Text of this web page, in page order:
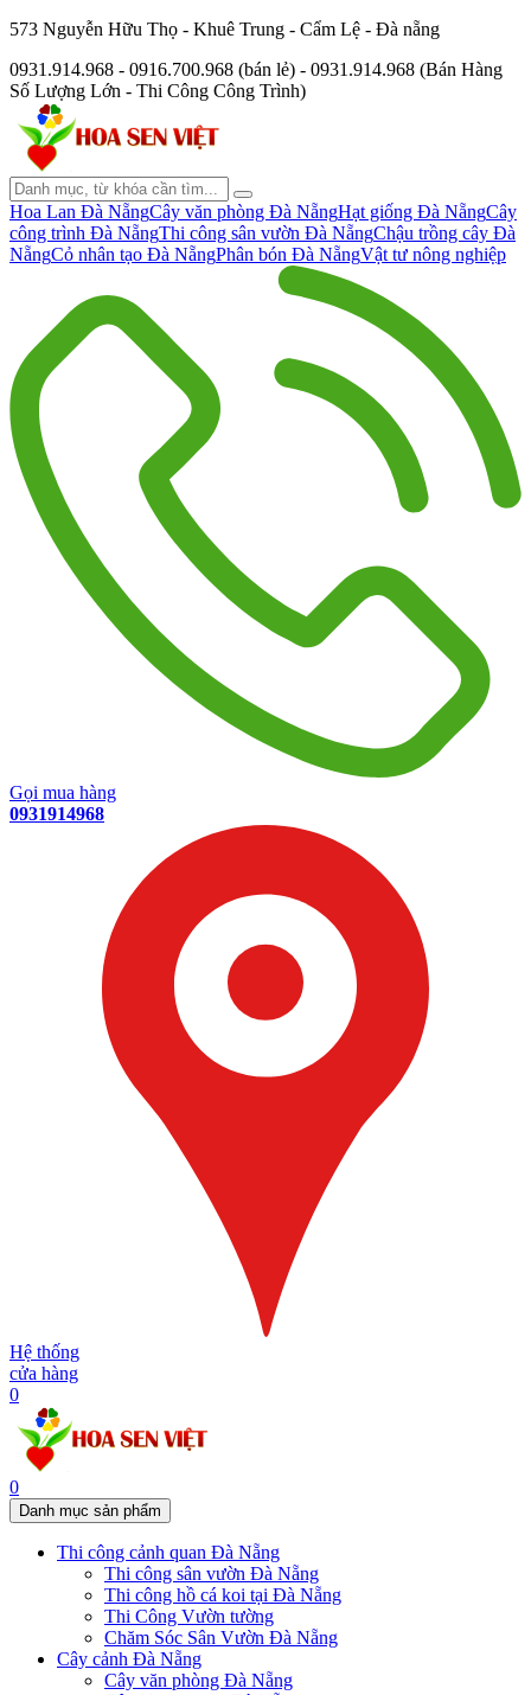
573 Nguyễn Hữu Thọ - Khuê Trung - Cẩm Lệ - Đà nẵng
0931.914.968 - 0916.700.968 (bán lẻ) - 0931.914.968 (Bán Hàng
Số Lượng Lớn - Thi Công Công Trình)
Hoa Lan Đà NẵngCây văn phòng Đà NẵngHạt giống Đà NẵngCây
công trình Đà NẵngThi công sân vườn Đà NẵngChậu trồng cây Đà
NẵngCỏ nhân tạo Đà NẵngPhân bón Đà NẵngVật tư nông nghiệp
Gọi mua hàng
0931914968
Hệ thống
cửa hàng
0
0
Danh mục sản phẩm
Thi công cảnh quan Đà Nẵng
Thi công sân vườn Đà Nẵng
Thi công hồ cá koi tại Đà Nẵng
Thi Công Vườn tường
Chăm Sóc Sân Vườn Đà Nẵng
Cây cảnh Đà Nẵng
Cây văn phòng Đà Nẵng